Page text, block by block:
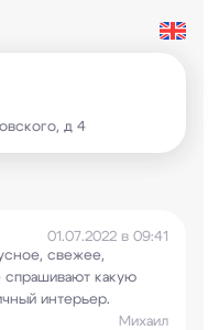
д 4
01.07.2022 в 09:41
свежее,
спрашивают какую
интерьер.
Михаил